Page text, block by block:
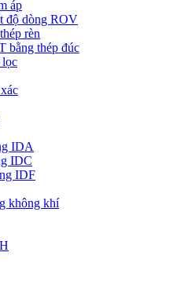
áp
độ dòng ROV
rèn
bằng thép đúc
lọc
IDA
IDC
IDF
không khí